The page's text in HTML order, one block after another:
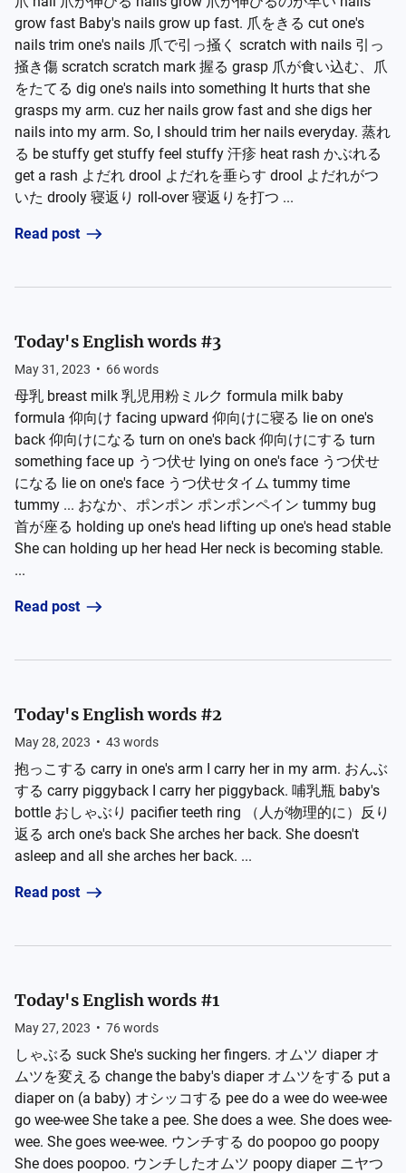
grow fast Baby's nails grow up fast. 爪をきる cut one's
nails trim one's nails 爪で引っ掻く scratch with nails 引っ
掻き傷 scratch scratch mark 握る grasp 爪が食い込む、爪
をたてる dig one's nails into something It hurts that she
grasps my arm. cuz her nails grow fast and she digs her
nails into my arm. So, I should trim her nails everyday. 蒸れ
る be stuffy get stuffy feel stuffy 汗疹 heat rash かぶれる
get a rash よだれ drool よだれを垂らす drool よだれがつ
いた drooly 寝返り roll-over 寝返りを打つ ...
Read post
Today's English words #3
May 31, 2023 • 66words
母乳 breast milk 乳児用粉ミルク formula milk baby
formula 仰向け facing upward 仰向けに寝る lie on one's
back 仰向けになる turn on one's back 仰向けにする turn
something face up うつ伏せ lying on one's face うつ伏せ
になる lie on one's face うつ伏せタイム tummy time
tummy ... おなか、ポンポン ポンポンペイン tummy bug
首が座る holding up one's head lifting up one's head stable
She can holding up her head Her neck is becoming stable.
...
Read post
Today's English words #2
May 28, 2023 • 43 words
抱っこする carry in one's arm I carry her in my arm. おんぶ
する carry piggyback I carry her piggyback. 哺乳瓶 baby's
bottle おしゃぶり pacifier teeth ring （人が物理的に）反り
返る arch one's back She arches her back. She doesn't
asleep and all she arches her back. ...
Read post
Today's English words #1
May 27, 2023 • 76words
しゃぶる suck She's sucking her fingers. オムツ diaper オ
ムツを変える change the baby's diaper オムツをする put a
diaper on (a baby) オシッコする pee do a wee do wee-wee
go wee-wee She take a pee. She does a wee. She does wee-
wee. She goes wee-wee. ウンチする do poopoo go poopy
She does poopoo. ウンチしたオムツ poopy diaper ニヤつ